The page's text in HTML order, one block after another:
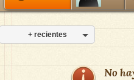
+ recientes
No